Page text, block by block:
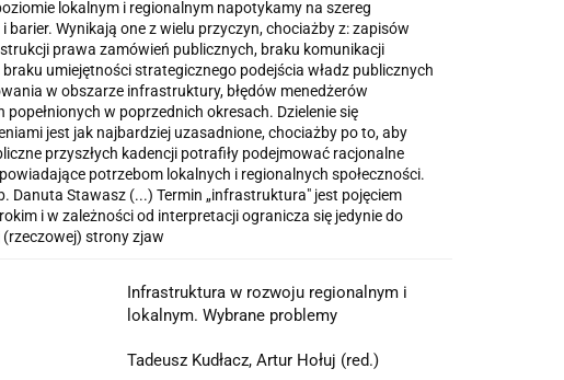
lokalnym i regionalnym napotykamy na szereg
barier. Wynikają one z wielu przyczyn, chociażby z: zapisów
prawa zamówień publicznych, braku komunikacji
braku umiejętności strategicznego podejścia władz publicznych
w obszarze infrastruktury, błędów menedżerów
popełnionych w poprzednich okresach. Dzielenie się
jest jak najbardziej uzasadnione, chociażby po to, aby
przyszłych kadencji potrafiły podejmować racjonalne
potrzebom lokalnych i regionalnych społeczności.
Danuta Stawasz (...) Termin „infrastruktura" jest pojęciem
i w zależności od interpretacji ogranicza się jedynie do
(rzeczowej) strony zjaw
Infrastruktura w rozwoju regionalnym i
lokalnym. Wybrane problemy
Tadeusz Kudłacz, Artur Hołuj (red.)